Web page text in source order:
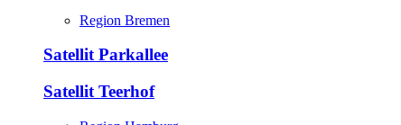
Region Bremen
Satellit Parkallee
Satellit Teerhof